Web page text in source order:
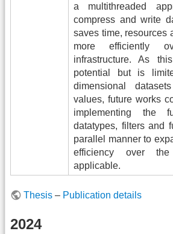
a multithreaded
compress and write
saves time, resources
more efficiently
infrastructure. As
potential but is
dimensional
values, future works
implementing the
datatypes, filters and
parallel manner to
efficiency over
applicable.
Thesis – Publication details
2024